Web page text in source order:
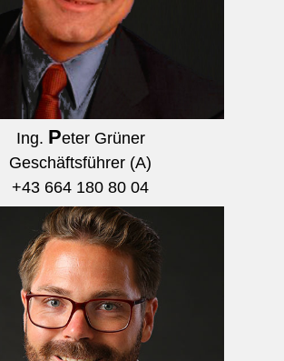
Ing. Peter Grüner
Geschäftsführer (A)
+43 664 180 80 04